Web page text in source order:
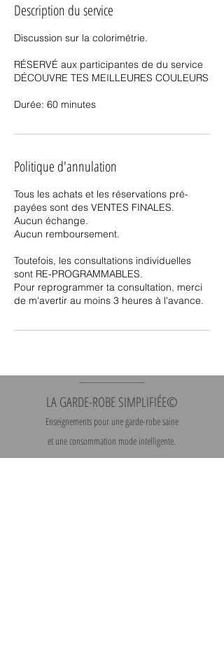
Description du service
Discussion sur la colorimétrie.
RÉSERVÉ aux participantes de du service
DÉCOUVRE TES MEILLEURES COULEURS
Durée: 60 minutes
Politique d'annulation
Tous les achats et les réservations pré-
payées sont des VENTES FINALES.
Aucun échange.
Aucun remboursement.
Toutefois, les consultations individuelles
sont RE-PROGRAMMABLES.
Pour reprogrammer ta consultation, merci
de m'avertir au moins 3 heures à l'avance.
LA GARDE-ROBE SIMPLIFIÉE©
Enseignements pour une garde-robe saine
et une consommation mode intelligente.